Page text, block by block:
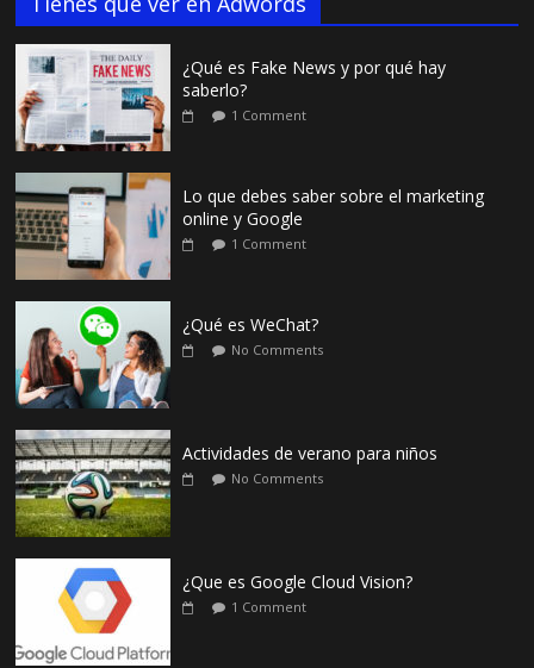
¿Qué es Fake News y por qué hay
saberlo?
1 Comment
Lo que debes saber sobre el marketing
online y Google
1 Comment
¿Qué es WeChat?
No Comments
Actividades de verano para niños
No Comments
¿Que es Google Cloud Vision?
1 Comment